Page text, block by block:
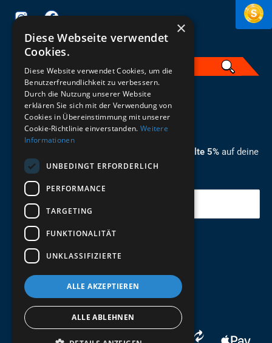
ZUM NEWSLETTER ANMELDEN
Melde dich jetzt zum Newsletter an und erhalte 5% auf deine
erste Bestellung.
Deine Email
Abschicken
German
×
Diese Webseite verwendet
Cookies.
Diese Website verwendet Cookies, um die
Benutzerfreundlichkeit zu verbessern.
Durch die Nutzung unserer Website
erklären Sie sich mit der Verwendung von
Cookies in Übereinstimmung mit unserer
Cookie-Richtlinie einverstanden. Weitere
Informationen
UNBEDINGT ERFORDERLICH
PERFORMANCE
TARGETING
FUNKTIONALITÄT
UNKLASSIFIZIERTE
ALLE AKZEPTIEREN
ALLE ABLEHNEN